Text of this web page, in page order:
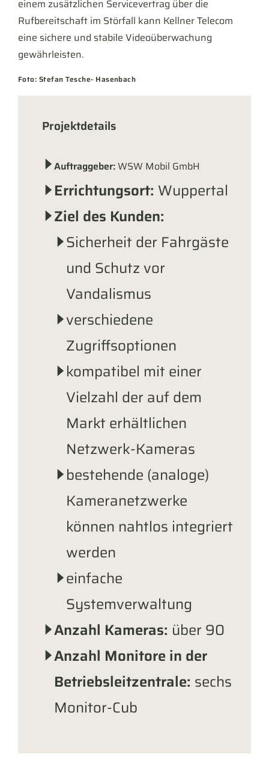
einem zusätzlichen Servicevertrag über die
Rufbereitschaft im Störfall kann Kellner Telecom
eine sichere und stabile Videoüberwachung
gewährleisten.
Foto: Stefan Tesche- Hasenbach
Projektdetails
Auftraggeber:WSW Mobil GmbH
Errichtungsort: Wuppertal
Ziel des Kunden:
Sicherheit der Fahrgäste
und Schutz vor
Vandalismus
verschiedene
Zugriffsoptionen
kompatibel mit einer
Vielzahl der auf dem
Markt erhältlichen
Netzwerk-Kameras
bestehende (analoge)
Kameranetzwerke
können nahtlos integriert
werden
einfache
Systemverwaltung
Anzahl Kameras: über 90
Anzahl Monitore in der
Betriebsleitzentrale: sechs
Monitor-Cub